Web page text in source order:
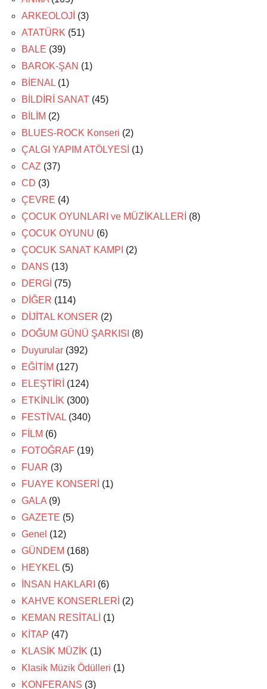
ARKEOLOJİ (3)
ATATÜRK (51)
BALE (39)
BAROK-ŞAN (1)
BİENAL (1)
BİLDİRİ SANAT (45)
BİLİM (2)
BLUES-ROCK Konseri (2)
ÇALGI YAPIM ATÖLYESİ (1)
CAZ (37)
CD (3)
ÇEVRE (4)
ÇOCUK OYUNLARI ve MÜZİKALLERİ (8)
ÇOCUK OYUNU (6)
ÇOCUK SANAT KAMPI (2)
DANS (13)
DERGİ (75)
DİĞER (114)
DİJİTAL KONSER (2)
DOĞUM GÜNÜ ŞARKISI (8)
Duyurular (392)
EĞİTİM (127)
ELEŞTİRİ (124)
ETKİNLİK (300)
FESTİVAL (340)
FİLM (6)
FOTOĞRAF (19)
FUAR (3)
FUAYE KONSERİ (1)
GALA (9)
GAZETE (5)
Genel (12)
GÜNDEM (168)
HEYKEL (5)
İNSAN HAKLARI (6)
KAHVE KONSERLERİ (2)
KEMAN RESİTALİ (1)
KİTAP (47)
KLASİK MÜZİK (1)
Klasik Müzik Ödülleri (1)
KONFERANS (3)